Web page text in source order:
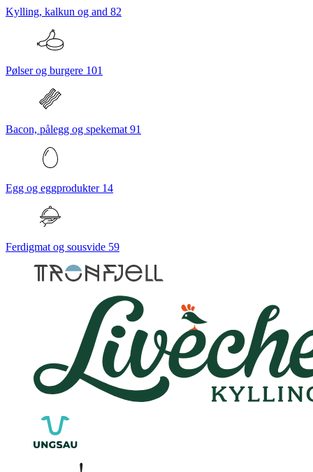
Kylling, kalkun og and 82
Pølser og burgere 101
Bacon, pålegg og spekemat 91
Egg og eggprodukter 14
Ferdigmat og sousvide 59